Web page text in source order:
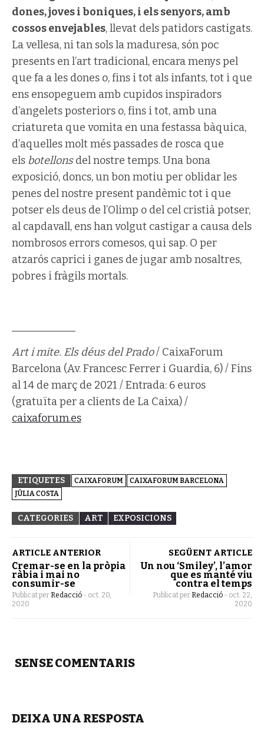
dones, joves i boniques, i els senyors, amb
cossos envejables, llevat dels patidors castigats.
La vellesa, ni tan sols la maduresa, són poc
presents en l’art tradicional, encara menys pel
que fa a les dones o, fins i tot als infants, tot i que
ens ensopeguem amb cupidos inspiradors
d’angelets posteriors o, fins i tot, amb una
criatureta que vomita en una festassa bàquica,
d’aquelles molt més passades de rosca que
els botellonsdel nostre temps. Una bona
exposició, doncs, un bon motiu per oblidar les
penes del nostre present pandèmic tot i que
potser els deus de l’Olimp o del cel cristià potser,
al capdavall, ens han volgut castigar a causa dels
nombrosos errors comesos, qui sap. O per
atzarós caprici i ganes de jugar amb nosaltres,
pobres i fràgils mortals.
Art i mite. Els déus del Prado/ CaixaForum
Barcelona (Av. Francesc Ferrer i Guardia, 6) / Fins
al 14 de març de 2021 / Entrada: 6 euros
(gratuïta per a clients de La Caixa) /
caixaforum.es
ETIQUETES CAIXAFORUM
CAIXAFORUM BARCELONA
JÚLIA COSTA
CATEGORIES ART EXPOSICIONS
ARTICLE ANTERIOR
Cremar-se en la pròpia
ràbia i mai no
consumir-se
Publicat per Redacció - oct. 20,
2020
SEGÜENT ARTICLE
Un nou ‘Smiley’, l’amor
que es manté viu
contra el temps
Publicat per Redacció - oct. 22,
2020
SENSE COMENTARIS
DEIXA UNA RESPOSTA